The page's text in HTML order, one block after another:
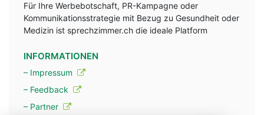
Für Ihre Werbebotschaft, PR-Kampagne oder
Kommunikationsstrategie mit Bezug zu Gesundheit oder
Medizin ist sprechzimmer.ch die ideale Platform
INFORMATIONEN
– Impressum
– Feedback
– Partner